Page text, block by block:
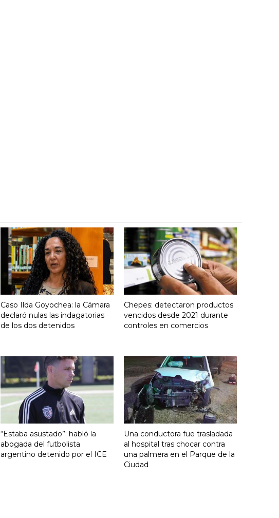
Caso Ilda Goyochea: la Cámara
declaró nulas las indagatorias
de los dos detenidos
Chepes: detectaron productos
vencidos desde 2021 durante
controles en comercios
“Estaba asustado”: habló la
abogada del futbolista
argentino detenido por el ICE
Una conductora fue trasladada
al hospital tras chocar contra
una palmera en el Parque de la
Ciudad